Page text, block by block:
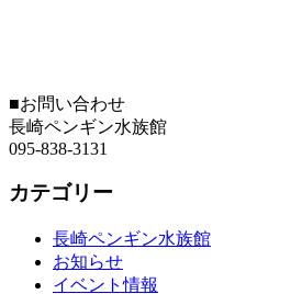
■お問い合わせ
長崎ペンギン水族館
095-838-3131
カテゴリー
長崎ペンギン水族館
お知らせ
イベント情報